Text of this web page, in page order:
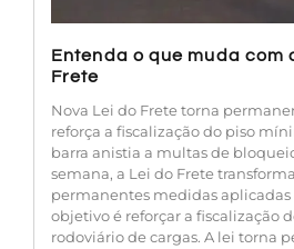
Entenda o que muda com
Frete
Nova Lei do Frete torna
reforça a fiscalização do piso
barra anistia a multas de
semana, a Lei do Frete
permanentes medidas aplicadas
objetivo é reforçar a fiscalização
rodoviário de cargas. A lei torna